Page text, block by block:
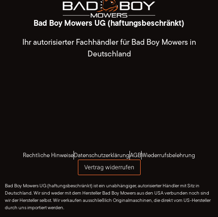
Bad Boy Mowers UG (haftungsbeschränkt)
Ihr autorisierter Fachhändler für Bad Boy Mowers in
Deutschland
Rechtliche HinweiseDatenschutzerklärungAGBWiederrufsbelehrung
Vertrag widerrufen
Bad Boy Mowers UG (haftungsbeschränkt) ist ein unabhängiger, autorisierter Händler mit Sitz in
Deutschland. Wir sind weder mit dem Hersteller Bad Boy Mowers aus den USA verbunden noch sind
wir der Hersteller selbst. Wir verkaufen ausschließlich Originalmaschinen, die direkt vom US-Hersteller
durch uns importiert werden.